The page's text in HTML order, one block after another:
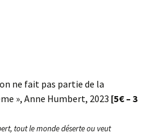
ne fait pas partie de la
», Anne Humbert, 2023 [5€ – 3
tout le monde déserte ou veut